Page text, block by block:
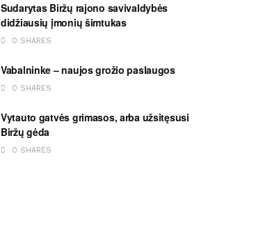
Sudarytas Biržų rajono savivaldybės
didžiausių įmonių šimtukas
0 SHARES
Vabalninke – naujos grožio paslaugos
0 SHARES
Vytauto gatvės grimasos, arba užsitęsusi
Biržų gėda
0 SHARES